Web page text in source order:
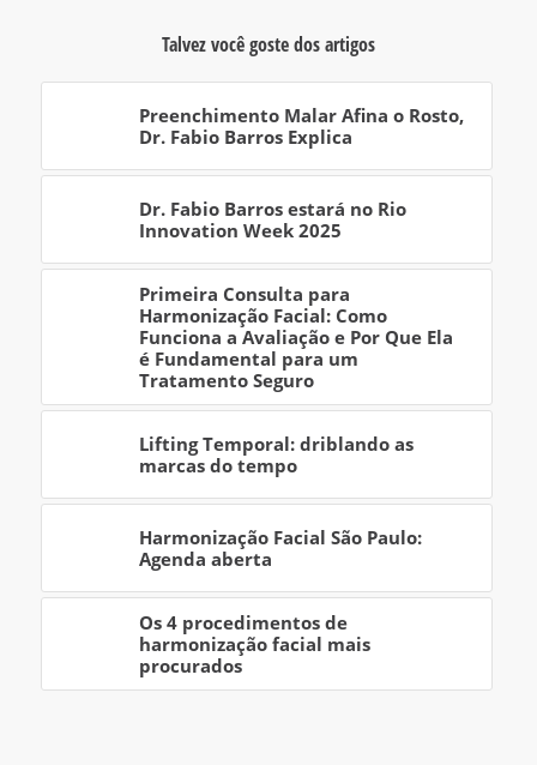
Talvez você goste dos artigos
Preenchimento Malar Afina o Rosto,
Dr. Fabio Barros Explica
Dr. Fabio Barros estará no Rio
Innovation Week 2025
Primeira Consulta para
Harmonização Facial: Como
Funciona a Avaliação e Por Que Ela
é Fundamental para um
Tratamento Seguro
Lifting Temporal: driblando as
marcas do tempo
Harmonização Facial São Paulo:
Agenda aberta
Os 4 procedimentos de
harmonização facial mais
procurados